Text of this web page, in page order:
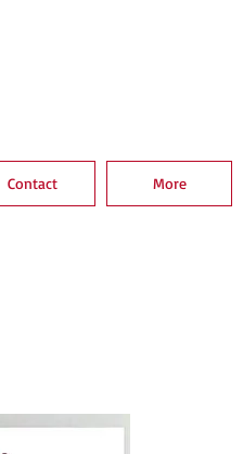
Contact More